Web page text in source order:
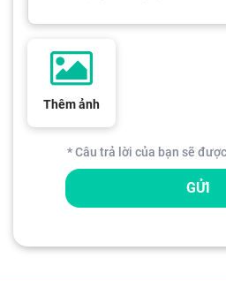
Thêm ảnh
* Câu trả lời của bạn sẽ
GỬI